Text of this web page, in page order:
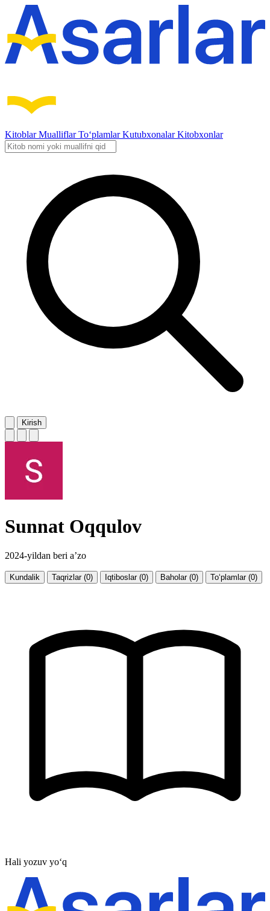
KitoblarMualliflarTo‘plamlarKutubxonalarKitobxonlar
Kirish
Sunnat Oqqulov
2024-yildan beri a’zo
Kundalik Taqrizlar (0) Iqtiboslar (0) Baholar (0) To‘plamlar (0)
Hali yozuv yo‘q